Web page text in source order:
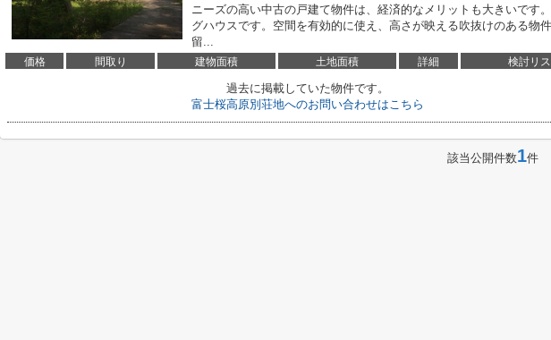
ニーズの高い中古の戸建て物件は、経済的なメリットも大きいです
グハウスです。空間を有効的に使え、高さが映える吹抜けのある物
留...
価格 間取り 建物面積 土地面積 詳細 検討リス
過去に掲載していた物件です。
富士桜高原別荘地へのお問い合わせはこちら
該当公開件数1件